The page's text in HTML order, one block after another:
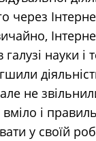
через
науки і
не
вміло і
у своїй